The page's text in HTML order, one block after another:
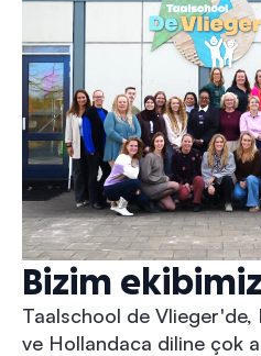
Bizim ekibimiz
Taalschool de Vlieger'de,
ve Hollandaca diline çok